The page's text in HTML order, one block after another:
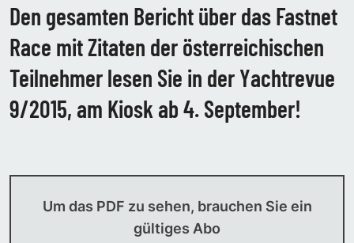
Den gesamten Bericht über das Fastnet
Race mit Zitaten der österreichischen
Teilnehmer lesen Sie in der Yachtrevue
9/2015, am Kiosk ab 4. September!
Um das PDF zu sehen, brauchen Sie ein
gültiges Abo